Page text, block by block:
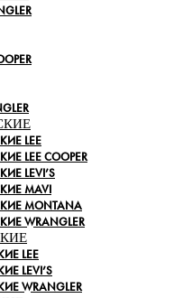
LEE
LEE COOPER
LEVI’S
MAVI
MONTANA
WRANGLER
LEE
LEVI’S
WRANGLER